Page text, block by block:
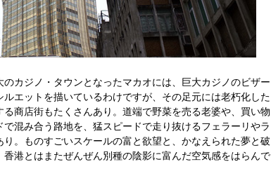
カジノ・タウンとなったマカオには、巨大カジノのビザー
エットを描いているわけですが、その足元には老朽化した
商店街もたくさんあり。道端で野菜を売る老婆や、買い物
混み合う路地を、猛スピードで走り抜けるフェラーリやラ
。ものすごいスケールの富と欲望と、かなえられた夢と破
港とはまたぜんぜん別種の陰影に富んだ空気感をはらんで